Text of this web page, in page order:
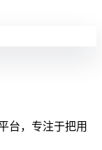
台，专注于把用